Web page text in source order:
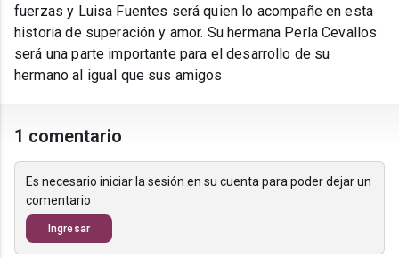
fuerzas y Luisa Fuentes será quien lo acompañe en esta
historia de superación y amor. Su hermana Perla Cevallos
será una parte importante para el desarrollo de su
hermano al igual que sus amigos
1 comentario
Es necesario iniciar la sesión en su cuenta para poder dejar un
comentario
Ingresar